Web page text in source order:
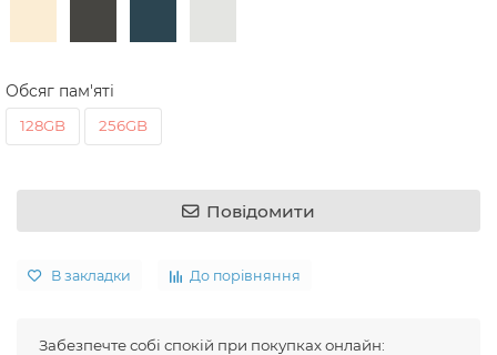
Обсяг пам'яті
128GB 256GB
Повідомити
В закладки До порівняння
Забезпечте собі спокій при покупках онлайн: